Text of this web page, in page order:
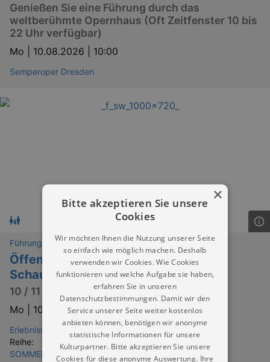
Genießen Sie eine Führung durch das
weltberühmte Opernhaus (Oft Zeitfenster 10 bis
22 Uhr verfügbar)
Mo | 10.08.2026 | 10:00
Semperoper Dresden
Führungen
Öffentliche Führung in der
Schauwerkstatt
10 / 11 / 12 / 13 / 14 Uhr
Mo | 10.08.2026 | 10:00
Erlebniswelt Meissen Meißen
Reihe:
SOMMERFERIEN IN DRESDEN & UMGEBUNG
×
Bitte akzeptieren Sie unsere
Cookies
Wir möchten Ihnen die Nutzung unserer Seite
so einfach wie möglich machen. Deshalb
verwenden wir Cookies. Wie Cookies
funktionieren und welche Aufgabe sie haben,
erfahren Sie in unseren
Datenschutzbestimmungen. Damit wir den
Service unserer Seite weiter kostenlos
anbieten können, benötigen wir anonyme
statistische Informationen für unsere
Kulturpartner. Bitte akzeptieren Sie unsere
Cookies für diese anonyme Auswertung. Ihre